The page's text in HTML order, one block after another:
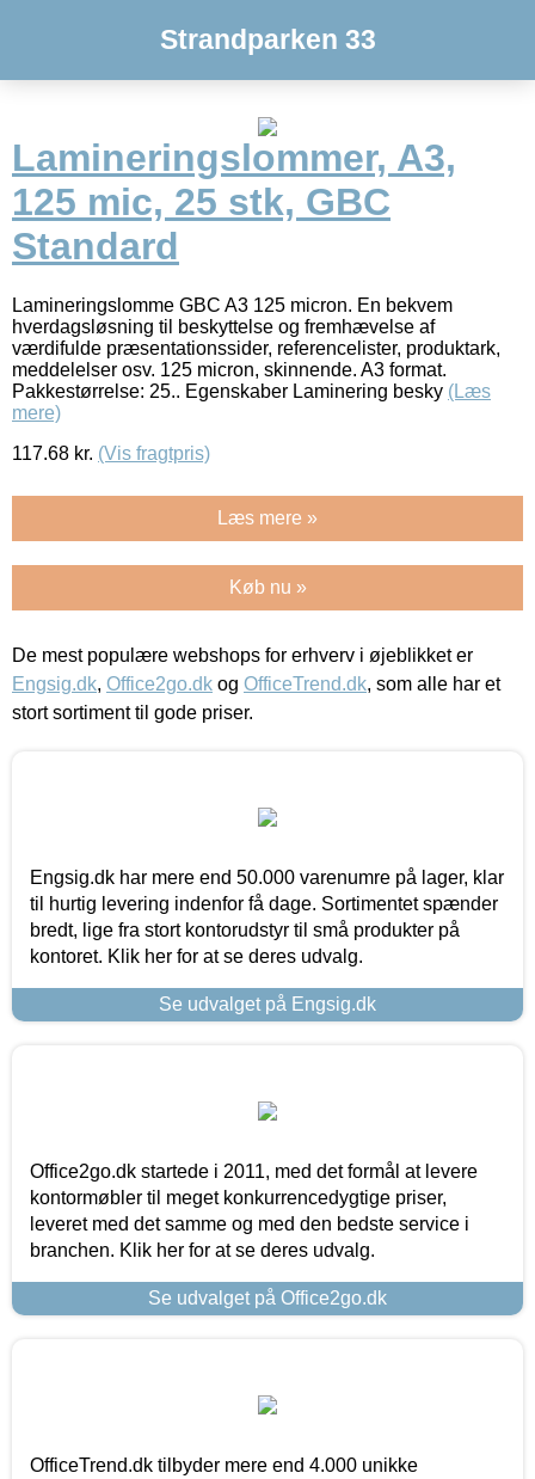
Strandparken 33
Lamineringslommer, A3,
125 mic, 25 stk, GBC
Standard
Lamineringslomme GBC A3 125 micron. En bekvem
hverdagsløsning til beskyttelse og fremhævelse af
værdifulde præsentationssider, referencelister, produktark,
meddelelser osv. 125 micron, skinnende. A3 format.
Pakkestørrelse: 25.. Egenskaber Laminering besky (Læs
mere)
117.68 kr. (Vis fragtpris)
Læs mere »
Køb nu »
De mest populære webshops for erhverv i øjeblikket er
Engsig.dk, Office2go.dk og OfficeTrend.dk, som alle har et
stort sortiment til gode priser.
Engsig.dk har mere end 50.000 varenumre på lager, klar
til hurtig levering indenfor få dage. Sortimentet spænder
bredt, lige fra stort kontorudstyr til små produkter på
kontoret. Klik her for at se deres udvalg.
Se udvalget på Engsig.dk
Office2go.dk startede i 2011, med det formål at levere
kontormøbler til meget konkurrencedygtige priser,
leveret med det samme og med den bedste service i
branchen. Klik her for at se deres udvalg.
Se udvalget på Office2go.dk
OfficeTrend.dk tilbyder mere end 4.000 unikke